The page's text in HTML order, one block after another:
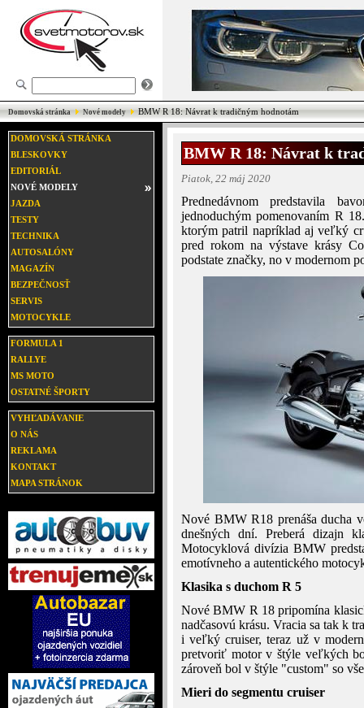
Domovská stránka Nové modely BMW R 18: Návrat k tradičným hodnotám
DOMOVSKÁ STRÁNKA
BLESKOVKY
EDITORIÁL
NOVÉ MODELY
JAZDA
TESTY
TECHNIKA
AUTOSALÓNY
MAGAZÍN
BEZPEČNOSŤ
SERVIS
MOTOCYKLE
FORMULA 1
RALLYE
MS MOTO
OSTATNÉ ŠPORTY
VYHĽADÁVANIE
O NÁS
REKLAMA
KONTAKT
MAPA STRÁNOK
BMW R 18: Návrat k
Piatok, 22 máj 2020
Prednedávnom predstavila
jednoduchým pomenovaním R
ktorým patril napríklad aj veľký
pred rokom na výstave krásy
podstate značky, no v modernom
Nové BMW R18 prenáša ducha
dnešných dní. Preberá dizajn
Motocyklová divízia BMW
emotívneho a autentického
Klasika s duchom R 5
Nové BMW R 18 pripomína
nadčasovú krásu. Vracia sa tak k
i veľký cruiser, teraz už v
pretvoriť motor v štýle veľkých
zároveň bol v štýle "custom" so
Mieri do segmentu cruiser